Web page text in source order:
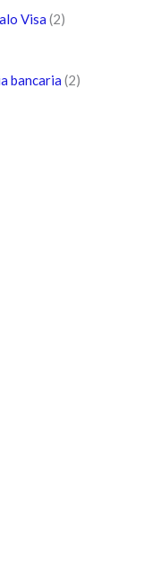
Visa (2)
bancaria (2)